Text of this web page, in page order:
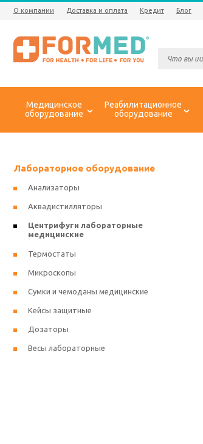
О компании Доставка и оплата Кредит Блог
Медицинское
оборудование
Реабилитационное
оборудование
Лабораторное оборудование
Анализаторы
Аквадистилляторы
Центрифуги лабораторные
медицинские
Термостаты
Микроскопы
Сумки и чемоданы медицинские
Кейсы защитные
Дозаторы
Весы лабораторные